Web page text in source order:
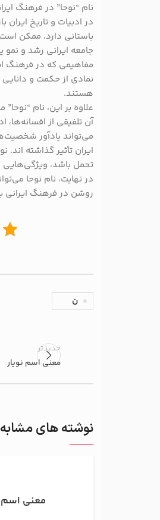
نام “نوحا” در فرهنگ
در ادبیات و تاریخ
باستانی دارد، ممکن
جامعه ایرانی رشد و نمو
مفاهیمی که در فرهنگ
نمادی از حکمت و
هستند.
علاوه بر این، نام
آن تلفیقی از
می‌تواند یادآور
ایران تأثیر گذاشته‌
تحمل باشد، ویژگی‌هایی
در نهایت، نام نوحا
روشن در فرهنگ ایرانی
ن
جدیدتر
معنی اسم نویار
نوشته های مشابه
معنی